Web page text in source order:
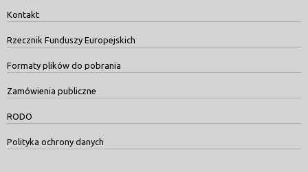
Kontakt
Rzecznik Funduszy Europejskich
Formaty plików do pobrania
Zamówienia publiczne
RODO
Polityka ochrony danych